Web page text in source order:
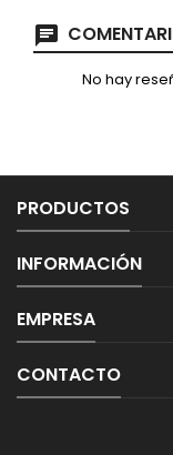
No hay
PRODUCTOS
INFORMACIÓN
EMPRESA
CONTACTO